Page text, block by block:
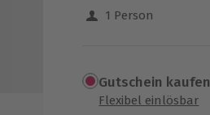
1 Person
Gutschein kaufen
Flexibel einlösbar